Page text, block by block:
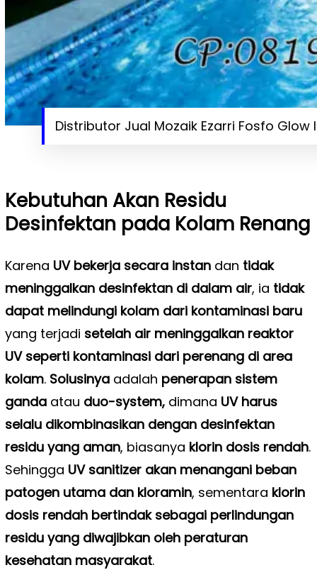
Distributor Jual Mozaik Ezarri Fosfo
Kebutuhan Akan Residu
Desinfektan pada Kolam Renang
Karena UV bekerja secara instandan tidak
meninggalkan desinfektan di dalam air, ia tidak
dapat melindungi kolam dari kontaminasi baru
yang terjadi setelah air meninggalkan reaktor
UV seperti kontaminasi dari perenang di area
kolam. Solusinya adalah penerapan sistem
ganda atau duo-system,dimana UV harus
selalu dikombinasikan dengan desinfektan
residu yang aman, biasanya klorin dosis rendah.
Sehingga UV sanitizer akan menangani beban
patogen utama dan kloramin, sementara klorin
dosis rendah bertindak sebagai perlindungan
residu yang diwajibkan oleh peraturan
kesehatan masyarakat.